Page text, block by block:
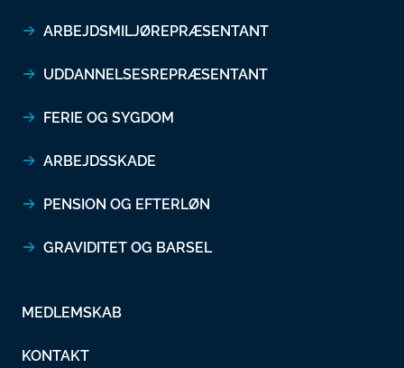
ARBEJDSMILJØREPRÆSENTANT
UDDANNELSESREPRÆSENTANT
FERIE OG SYGDOM
ARBEJDSSKADE
PENSION OG EFTERLØN
GRAVIDITET OG BARSEL
MEDLEMSKAB
KONTAKT